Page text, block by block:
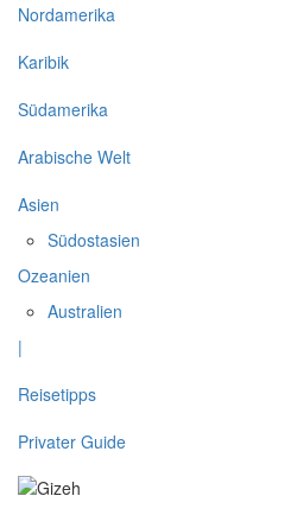
Nordamerika
Karibik
Südamerika
Arabische Welt
Asien
Südostasien
Ozeanien
Australien
|
Reisetipps
Privater Guide